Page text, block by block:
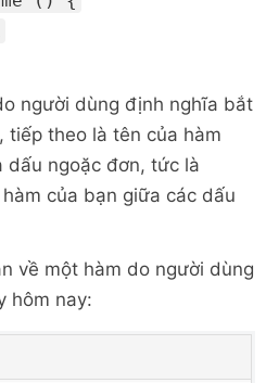
người dùng định nghĩa bắt
, tiếp theo là tên của hàm
dấu ngoặc đơn, tức là
của bạn giữa các dấu
về một hàm do người dùng
hôm nay: